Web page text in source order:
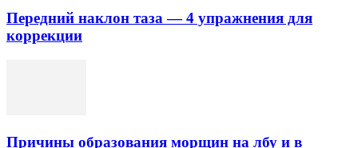
Передний наклон таза — 4 упражнения для
коррекции
Причины образования морщин на лбу и в